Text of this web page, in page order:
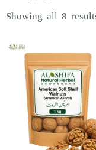
Showing all 8